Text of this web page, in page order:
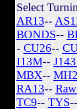
Select
AR13--
BONDS--
- CU26--
I13M--
MBX--
RA13--
TC9-- TYS--